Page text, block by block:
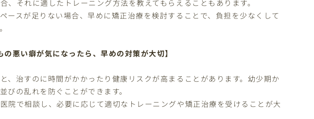
、それに適したトレーニング方法を教えてもらえることもあります。
ースが足りない場合、早めに矯正治療を検討することで、負担を少なくして
の悪い癖が気になったら、早めの対策が大切】
、治すのに時間がかかったり健康リスクが高まることがあります。幼少期か
びの乱れを防ぐことができます。
院で相談し、必要に応じて適切なトレーニングや矯正治療を受けることが大